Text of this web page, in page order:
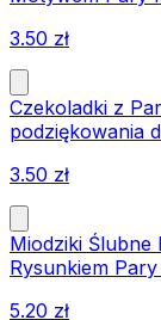
3.50 zł
Czekoladki z
podziękowania
3.50 zł
Miodziki Ślubne
Rysunkiem Pary
5.20 zł